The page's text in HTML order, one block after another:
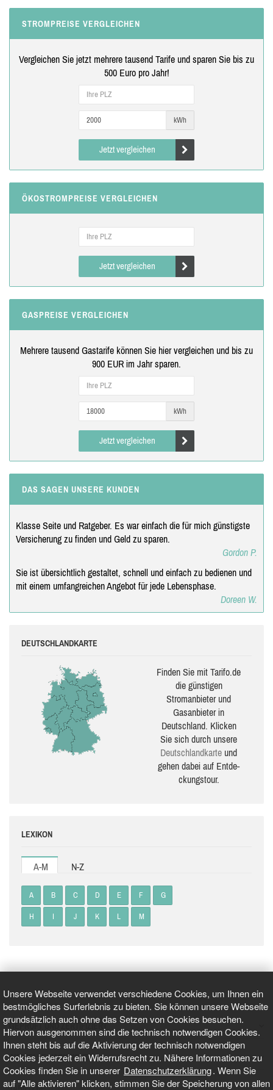
Unsere Webseite verwendet verschiedene Cookies, um Ihnen ein
bestmögliches Surferlebnis zu bieten. Sie können unsere Webseite
grundsätzlich auch ohne das Setzen von Cookies besuchen.
Hiervon ausgenommen sind die technisch notwendigen Cookies.
Ihnen steht bis auf die Aktivierung der technisch notwendigen
Cookies jederzeit ein Widerrufsrecht zu. Nähere Informationen zu
Cookies finden Sie in unserer Datenschutzerklärung. Wenn Sie
auf "Alle aktivieren" klicken, stimmen Sie der Speicherung von allen
STROMPREISE VERGLEICHEN
Vergleichen Sie jetzt mehrere tausend Tarife und sparen Sie bis zu
500 Euro pro Jahr!
kWh
Jetzt vergleichen
ÖKOSTROMPREISE VERGLEICHEN
Jetzt vergleichen
GASPREISE VERGLEICHEN
Mehrere tausend Gastarife können Sie hier vergleichen und bis zu
900 EUR im Jahr sparen.
kWh
Jetzt vergleichen
DAS SAGEN UNSERE KUNDEN
Klasse Seite und Ratgeber. Es war einfach die für mich günstigste
Versicherung zu finden und Geld zu sparen.
Gordon P.
Sie ist übersichtlich gestaltet, schnell und einfach zu bedienen und
mit einem umfangreichen Angebot für jede Lebensphase.
Doreen W.
DEUTSCHLANDKARTE
Finden Sie mit Tarifo.de
die güns­ti­gen
Stromanbieter und
Gasanbieter in
Deutschland. Klicken
Sie sich durch unsere
Deutsch­land­karte und
gehen dabei auf Ent­de­
ckungs­tour.
LEXIKON
A-M N-Z
A B C D E F G
H I J K L M
GEPRÜFT UND ZERTIFIZIERT
AKTUELLE NACHRICHTEN
TARIFO.DE